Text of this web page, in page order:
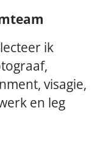
ik
visagie,
en leg